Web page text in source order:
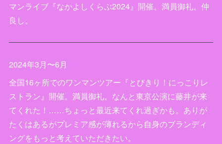
マンライブ『なかよしくらぶ2024』開催。満員御礼。仲
良し。
2024年3月〜6月
全国16ヶ所でのワンマンツアー『とびきり！にっこりレ
ストラン』開催。満員御礼。なんと東京公演に藤井が来
てくれた！……ちょっと最近来てくれ過ぎかも。ありが
たくはあるがプレミア感が薄れるから自身のブランディ
ングをもっと考えていただきたい。